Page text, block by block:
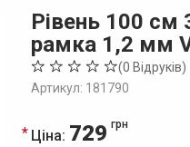
Рівень 100 см
рамка 1,2 мм
(0 Відруків)
Артикул: 181790
Ціна: 729 грн